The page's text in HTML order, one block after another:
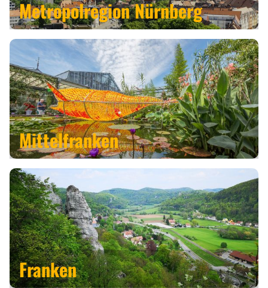
MetropolregionNürnberg
Mittelfranken
Franken